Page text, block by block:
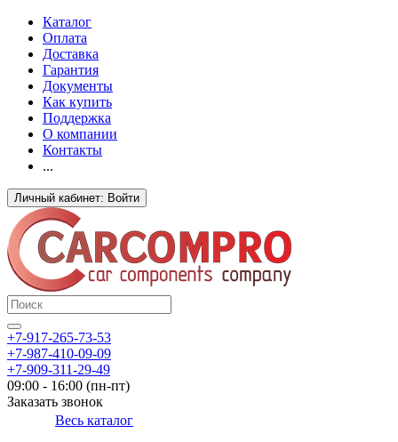
Каталог
Оплата
Доставка
Гарантия
Документы
Как купить
Поддержка
О компании
Контакты
...
Личный кабинет: Войти
+7-917-265-73-53
+7-987-410-09-09
+7-909-311-29-49
09:00 - 16:00 (пн-пт)
Заказать звонок
Весь каталог